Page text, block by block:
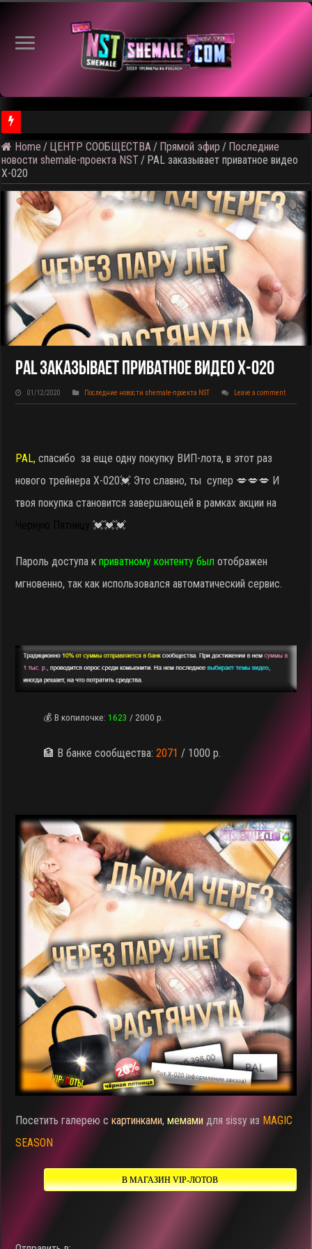
Home / ЦЕНТР СООБЩЕСТВА / Прямой эфир / Последние
новости shemale-проекта NST / PAL заказывает приватное видео
X-020
PAL Заказывает Приватное Видео X-020
01/12/2020 Последние новости shemale-проекта NST Leave a comment
PAL,спасибо за еще одну покупку ВИП-лота, в этот раз
нового трейнера X-020💓 Это славно, ты супер 💋💋💋 И
твоя покупка становится завершающей в рамках акции на
💓💓💓
Пароль доступа кприватному контенту был отображен
мгновенно, так как использовался автоматический сервис.
💰 В копилочке:1623 / 2000 р.
🏦 В банке сообщества:2071 / 1000 р.
Посетить галерею скартинками,мемами для sissy из MAGIC
SEASON
В МАГАЗИН VIP-ЛОТОВ